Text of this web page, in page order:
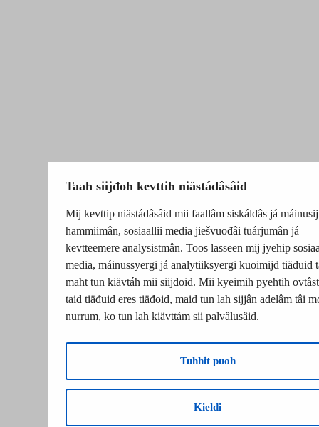
Taah siijđoh kevttih niästádâsâid
Mij kevttip niästádâsâid mii faallâm siskáldâs já máinusij
hammiimân, sosiaallii media jiešvuođâi tuárjumân já
kevtteemere analysistmân. Toos lasseen mij jyehip
media, máinussyergi já analytiiksyergi kuoimijd tiäđuid
maht tun kiävtáh mii siijđoid. Mii kyeimih pyehtih
taid tiäđuid eres tiäđoid, maid tun lah sijjân adelâm tâi
nurrum, ko tun lah kiävttám sii palvâlusâid.
Tuhhit puoh
Kieldi